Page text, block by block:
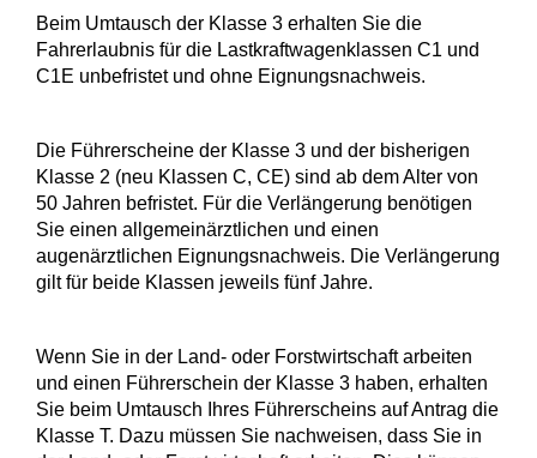
Beim Umtausch der Klasse 3 erhalten Sie die
Fahrerlaubnis für die Lastkraftwagenklassen C1 und
C1E unbefristet und ohne Eignungsnachweis.
Die Führerscheine der Klasse 3 und der bisherigen
Klasse 2 (neu Klassen C, CE) sind ab dem Alter von
50 Jahren befristet. Für die Verlängerung benötigen
Sie einen allgemeinärztlichen und einen
augenärztlichen Eignungsnachweis. Die Verlängerung
gilt für beide Klassen jeweils fünf Jahre.
Wenn Sie in der Land- oder Forstwirtschaft arbeiten
und einen Führerschein der Klasse 3 haben, erhalten
Sie beim Umtausch Ihres Führerscheins auf Antrag die
Klasse T. Dazu müssen Sie nachweisen, dass Sie in